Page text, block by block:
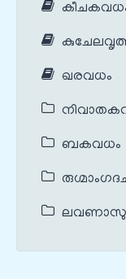
ഖരവധം
ബകവധം